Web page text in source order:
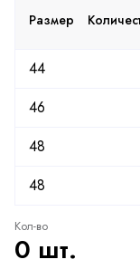
Размер
44
46
48
48
Кол-во
0 шт.